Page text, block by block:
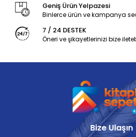
Geniş Ürün Yelpazesi
Binlerce ürün ve kampanya
7 / 24 DESTEK
Öneri ve şikayetlerinizi bize
Bize Ulaşın